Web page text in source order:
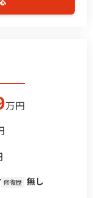
万円
修復歴 無し